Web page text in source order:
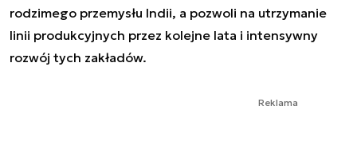
rodzimego przemysłu Indii, a pozwoli na utrzymanie
linii produkcyjnych przez kolejne lata i intensywny
rozwój tych zakładów.
Reklama